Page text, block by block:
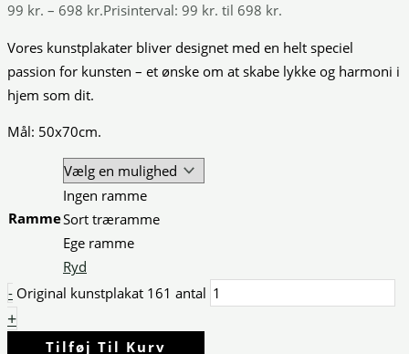
99 kr. – 698 kr.Prisinterval: 99 kr. til 698 kr.
Vores kunstplakater bliver designet med en helt speciel
passion for kunsten – et ønske om at skabe lykke og harmoni i
hjem som dit.
Mål: 50x70cm.
Ramme
Ingen ramme
Sort træramme
Ege ramme
Ryd
- Original kunstplakat 161 antal
+
Tilføj Til Kurv